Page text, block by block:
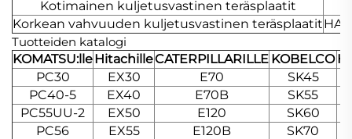
Kotimainen kuljetusvastinen teräsplaatit
Korkean vahvuuden kuljetusvastinen teräsplaatit
Tuotteiden katalogi
KOMATSU:lleHitachilleCATERPILLARILLE KOBELCO
PC30
EX30 E70
SK45
PC40-5
EX40 E70B SK55
PC55UU-2
EX50 E120 SK60
PC56
EX55 E120B SK70